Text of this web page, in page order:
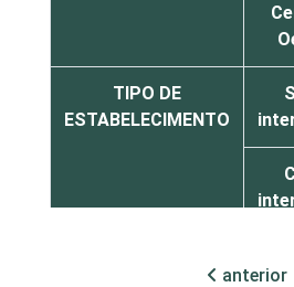
TIPO DE
ESTABELECIMENTO
anterior